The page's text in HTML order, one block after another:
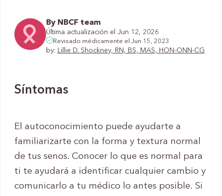
By NBCF team
Última actualización el Jun 12, 2026
Revisado médicamente el Jun 15, 2023
by: Lillie D. Shockney, RN, BS, MAS, HON-ONN-CG
Síntomas
El autoconocimiento puede ayudarte a
familiarizarte con la forma y textura normal
de tus senos. Conocer lo que es normal para
ti te ayudará a identificar cualquier cambio y
comunicarlo a tu médico lo antes posible. Si